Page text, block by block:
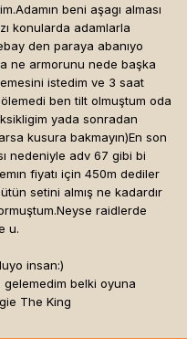
beni aşagı alması
konularda adamlarla
den paraya abanıyo
ne armorunu nede başka
istedim ve 3 saat
ben tilt olmuştum oda
yada sonradan
kusura bakmayın)En son
nedeniyle adv 67 gibi bi
fiyatı için 450m dediler
setini almış ne kadardır
raidlerde
u.
insan:)
gelemedim belki oyuna
The King